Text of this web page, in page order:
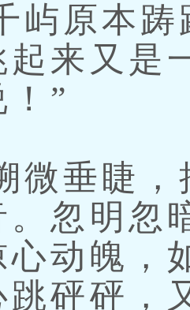
原本踌
起来又是
”
垂睫，
。忽明忽
心动魄，
跳砰砰，